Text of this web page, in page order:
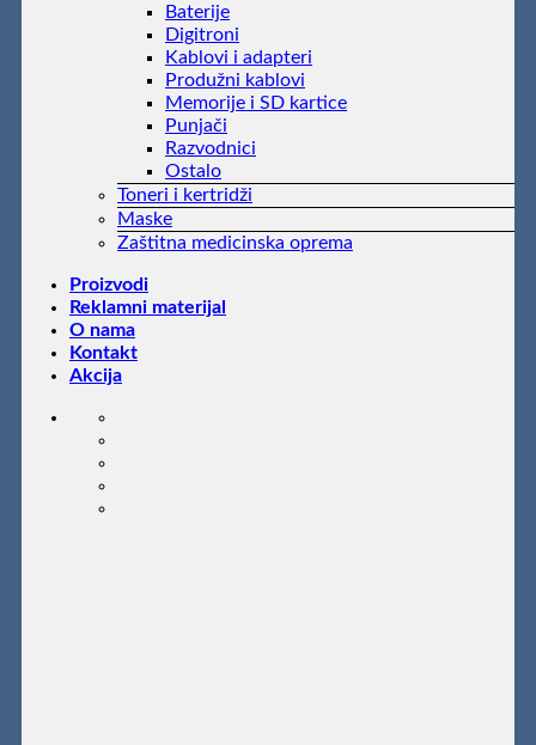
Baterije
Digitroni
Kablovi i adapteri
Produžni kablovi
Memorije i SD kartice
Punjači
Razvodnici
Ostalo
Toneri i kertridži
Maske
Zaštitna medicinska oprema
Proizvodi
Reklamni materijal
O nama
Kontakt
Akcija